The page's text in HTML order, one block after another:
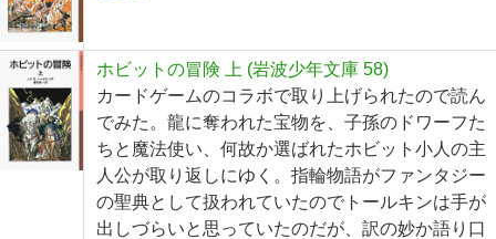
ホビットの冒険 上 (岩波少年文庫 58)
カードゲームのコラボで取り上げられたので読ん
でみた。龍に奪われた宝物を、子孫のドワーフた
ちと魔法使い、何故か選ばれたホビット小人の主
人公が取り返しにゆく。指輪物語がファンタジー
の聖典として扱われていたのでトールキンは手が
出しづらいと思っていたのだが、訳の妙か語り口